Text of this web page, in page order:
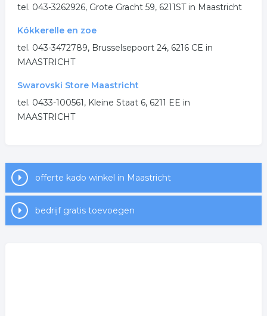
.tel. 043-3262926, Grote Gracht 59, 6211ST in Maastricht
Kókkerelle en zoe
tel. 043-3472789, Brusselsepoort 24, 6216 CE in
MAASTRICHT
Swarovski Store Maastricht
tel. 0433-100561, Kleine Staat 6, 6211 EE in
MAASTRICHT
offerte kado winkel in Maastricht
bedrijf gratis toevoegen